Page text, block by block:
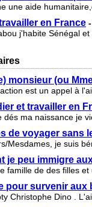
une aide
en France
j'habite Sénégal
monsieur (ou
est un appel à
et travailler en
dés ma naissance je
de voyager sans
Mesdames, je suis
je peu immigre
famille de des filles
pour survenir aux
Christophe Dino .